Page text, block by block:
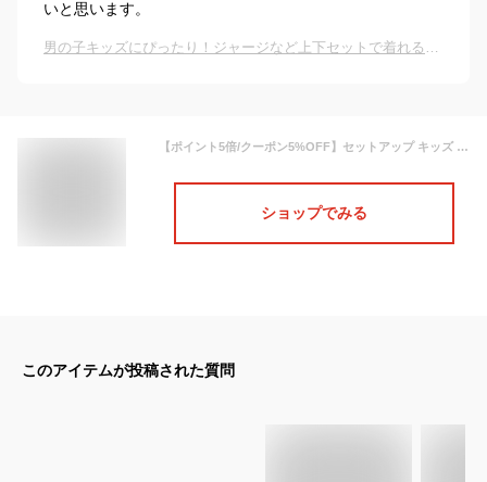
いと思います。
男の子キッズにぴったり！ジャージなど上下セットで着れるスポーツウェアのおすすめは？
【ポイント5倍/クーポン5%OFF】セットアップ キッズ ジャージ 上下 (9250)【 吸汗速乾 】 キッズ ジュニア 子供 男の子 女の子 ボーイズ ガールズ スポーツウェア ランニングウェア 上下組 上下セット 長袖 パーカー ジャージパンツ 春
ショップでみる
このアイテムが投稿された質問